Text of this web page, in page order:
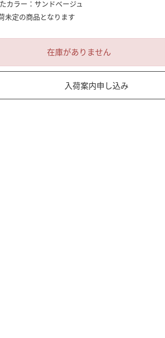
カラー：サンドベージュ
在庫がありません
入荷案内申し込み